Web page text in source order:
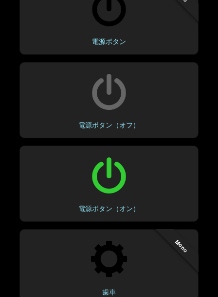
電源ボタン
電源ボタン（オフ）
電源ボタン（オン）
Mono
歯車